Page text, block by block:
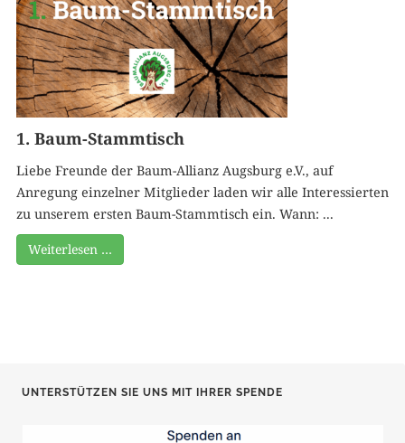
1. Baum-Stammtisch
Liebe Freunde der Baum-Allianz Augsburg e.V., auf
Anregung einzelner Mitglieder laden wir alle Interessierten
zu unserem ersten Baum-Stammtisch ein. Wann: ...
Weiterlesen …
UNTERSTÜTZEN SIE UNS MIT IHRER SPENDE